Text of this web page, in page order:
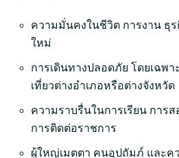
ความมั่นคงในชีวิต การงาน ธุร
ใหม่
การเดินทางปลอดภัย โดยเฉพ
เที่ยวต่างอำเภอหรือต่างจังหวัด
ความราบรื่นในการเรียน การ
การติดต่อราชการ
ผู้ใหญ่เมตตา คนอุปถัมภ์ และค